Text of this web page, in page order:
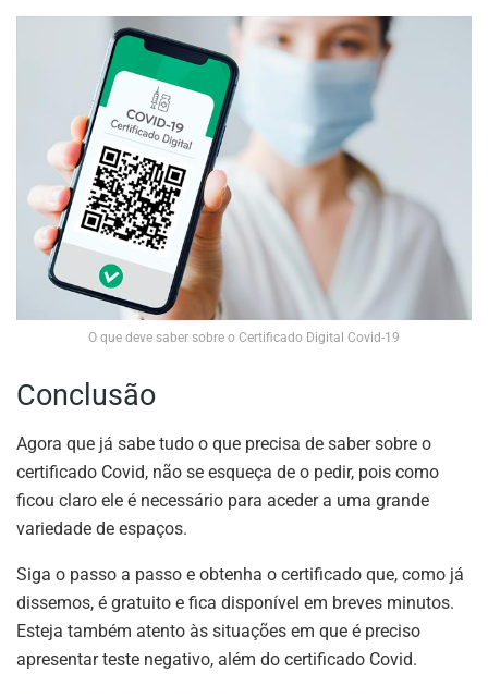
O que deve saber sobre o Certificado Digital Covid-19
Conclusão
Agora que já sabe tudo o que precisa de saber sobre o
certificado Covid, não se esqueça de o pedir, pois como
ficou claro ele é necessário para aceder a uma grande
variedade de espaços.
Siga o passo a passo e obtenha o certificado que, como já
dissemos, é gratuito e fica disponível em breves minutos.
Esteja também atento às situações em que é preciso
apresentar teste negativo, além do certificado Covid.